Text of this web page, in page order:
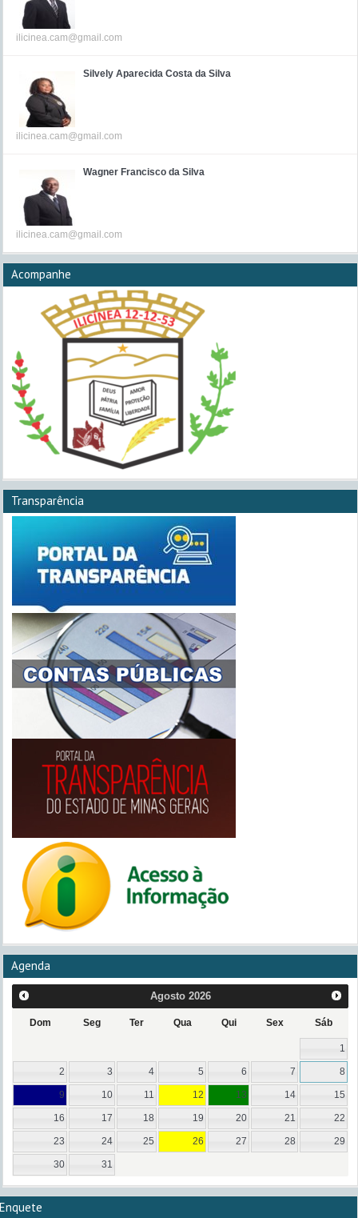
ilicinea.cam@gmail.com
Silvely Aparecida Costa da Silva
ilicinea.cam@gmail.com
Wagner Francisco da Silva
ilicinea.cam@gmail.com
Acompanhe
Transparência
Agenda
Agosto 2026
Dom Seg Ter Qua Qui Sex Sáb
1
2 3 4 5 6 7 8
9 10 11 12 13 14 15
16 17 18 19 20 21 22
23 24 25 26 27 28 29
30 31
Enquete